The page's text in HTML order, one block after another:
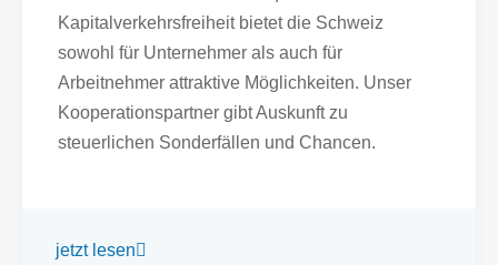
Kapitalverkehrsfreiheit bietet die Schweiz
sowohl für Unternehmer als auch für
Arbeitnehmer attraktive Möglichkeiten. Unser
Kooperationspartner gibt Auskunft zu
steuerlichen Sonderfällen und Chancen.
jetzt lesen